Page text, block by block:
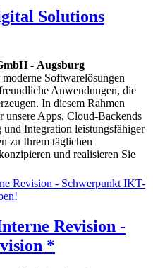
Solutions
- Augsburg
Softwarelösungen
Anwendungen, die
In diesem Rahmen
unsere Apps, Cloud-Backends
Integration leistungsfähiger
zu Ihrem täglichen
und realisieren Sie
Revision -
*